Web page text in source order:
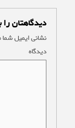
دیدگاهتان
نشانی ایمیل
دیدگاه